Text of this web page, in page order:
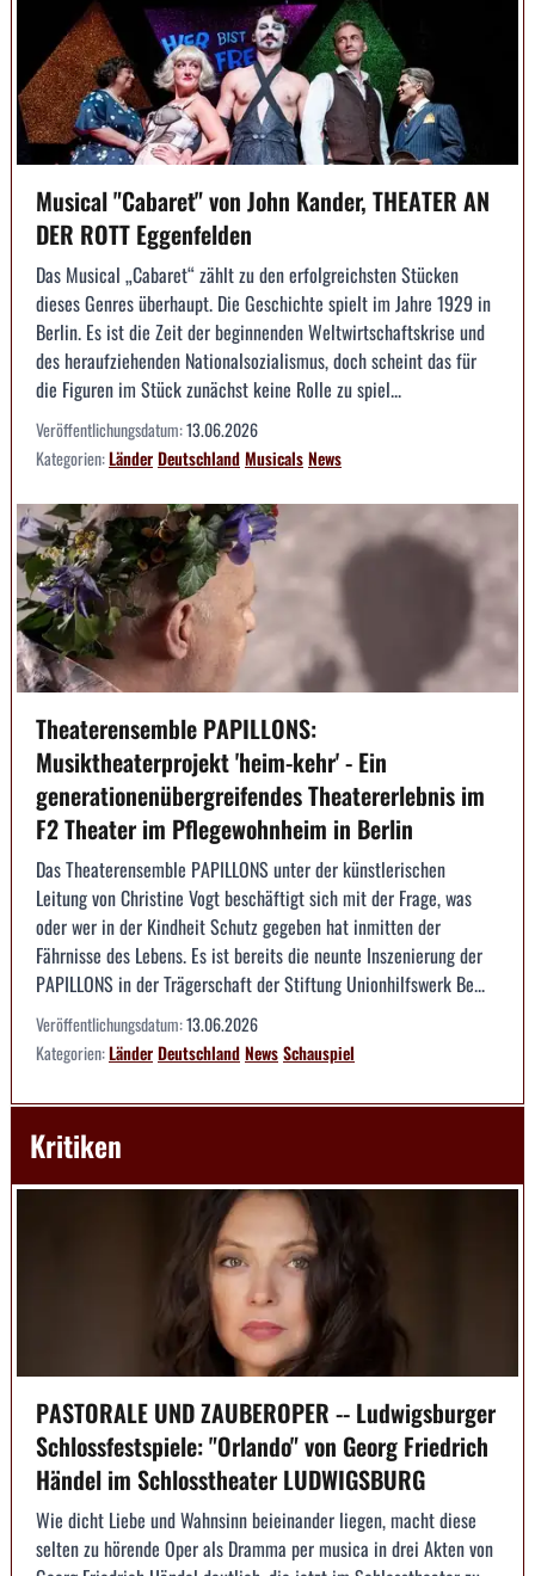
Musical "Cabaret" von John Kander, THEATER AN
DER ROTT Eggenfelden
Das Musical „Cabaret“ zählt zu den erfolgreichsten Stücken
dieses Genres überhaupt. Die Geschichte spielt im Jahre 1929 in
Berlin. Es ist die Zeit der beginnenden Weltwirtschaftskrise und
des heraufziehenden Nationalsozialismus, doch scheint das für
die Figuren im Stück zunächst keine Rolle zu spiel...
Veröffentlichungsdatum:13.06.2026
Kategorien:LänderDeutschlandMusicalsNews
Theaterensemble PAPILLONS:
Musiktheaterprojekt 'heim-kehr' - Ein
generationenübergreifendes Theatererlebnis im
F2 Theater im Pflegewohnheim in Berlin
Das Theaterensemble PAPILLONS unter der künstlerischen
Leitung von Christine Vogt beschäftigt sich mit der Frage, was
oder wer in der Kindheit Schutz gegeben hat inmitten der
Fährnisse des Lebens. Es ist bereits die neunte Inszenierung der
PAPILLONS in der Trägerschaft der Stiftung Unionhilfswerk Be...
Veröffentlichungsdatum:13.06.2026
Kategorien:LänderDeutschlandNewsSchauspiel
Kritiken
PASTORALE UND ZAUBEROPER -- Ludwigsburger
Schlossfestspiele: "Orlando" von Georg Friedrich
Händel im Schlosstheater LUDWIGSBURG
Wie dicht Liebe und Wahnsinn beieinander liegen, macht diese
selten zu hörende Oper als Dramma per musica in drei Akten von